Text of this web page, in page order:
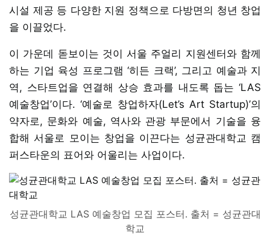
시설 제공 등 다양한 지원 정책으로 다방면의 청년 창업
을 이끌었다.
이 가운데 돋보이는 것이 서울 주얼리 지원센터와 함께
하는 기업 육성 프로그램 ‘히든 크랙’, 그리고 예술과 지
역, 스타트업을 연결해 상승 효과를 내도록 돕는 ‘LAS
예술창업’이다. ‘예술로 창업하자(Let’s Art Startup)’의
약자로, 문화와 예술, 역사와 관광 부문에서 기술을 융
합해 서울로 모이는 창업을 이끈다는 성균관대학교 캠
퍼스타운의 표어와 어울리는 사업이다.
성균관대학교 LAS 예술창업 모집 포스터. 출처 = 성균관대
학교